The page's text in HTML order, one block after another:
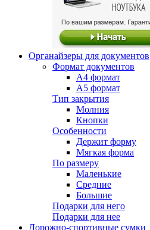
Органайзеры для документов
Формат документов
А4 формат
А5 формат
Тип закрытия
Молния
Кнопки
Особенности
Держит форму
Мягкая форма
По размеру
Маленькие
Средние
Большие
Подарки для него
Подарки для нее
Дорожно-спортивные сумки